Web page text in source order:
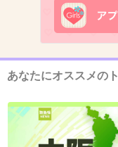
2件の返信
13. 匿名2026/07/07(火) 22:36:03
とうとう景気後退局
あなたにオススメの